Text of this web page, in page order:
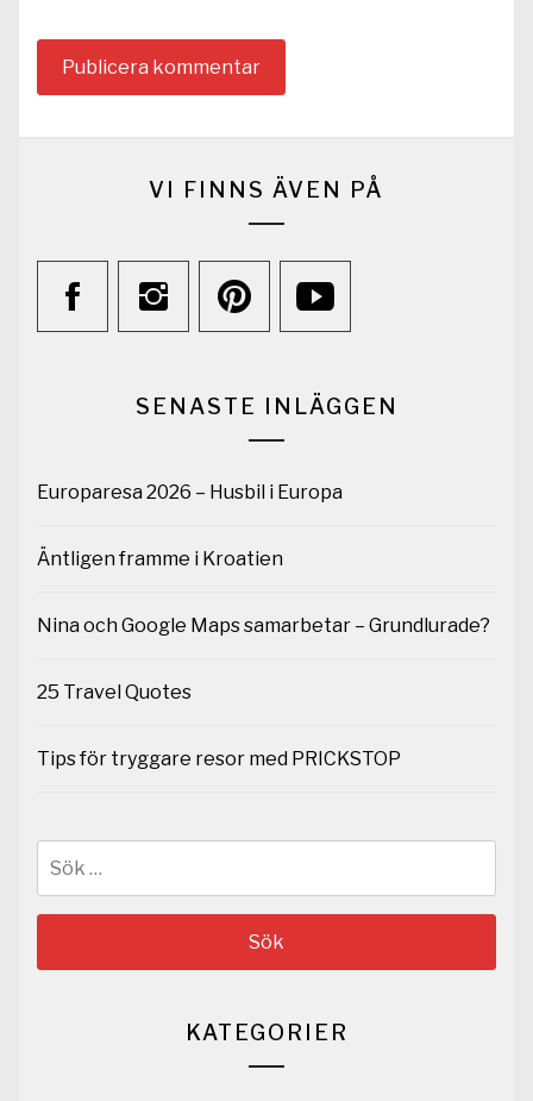
VI FINNS ÄVEN PÅ
SENASTE INLÄGGEN
Europaresa 2026 – Husbil i Europa
Äntligen framme i Kroatien
Nina och Google Maps samarbetar – Grundlurade?
25 Travel Quotes
Tips för tryggare resor med PRICKSTOP
KATEGORIER